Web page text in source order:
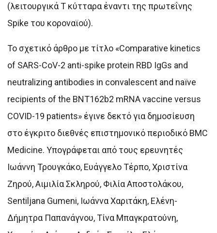
(λειτουργικά Τ κύτταρα έναντι της πρωτεΐνης
Spike του κοροναϊού).
Το σχετικό άρθρο με τίτλο «Comparative kinetics
of SARS-CoV-2 anti-spike protein RBD IgGs and
neutralizing antibodies in convalescent and naïve
recipients of the BNT162b2 mRNA vaccine versus
COVID-19 patients» έγινε δεκτό για δημοσίευση
στο έγκριτο διεθνές επιστημονικό περιοδικό BMC
Medicine. Υπογράφεται από τους ερευνητές
Ιωάννη Τρουγκάκο, Ευάγγελο Τέρπο, Χριστίνα
Ζηρού, Αιμιλία Σκληρού, Φιλία Αποστολάκου,
Sentiljana Gumeni, Ιωάννα Χαριτάκη, Ελένη-
Δήμητρα Παπανάγνου, Τίνα Μπαγκρατούνη,